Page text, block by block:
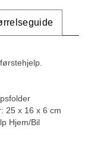
25 x 16 x 6 cm
Hjem/Bil